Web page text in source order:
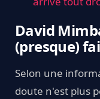
David
(presque)
Selon une
doute n'est plus